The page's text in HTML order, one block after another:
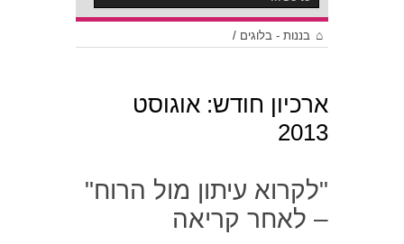
בננות - בלוגים /
ארכיון חודש: אוגוסט
2013
"לקרוא עיתון מול הרוח"
– לאחר קריאה